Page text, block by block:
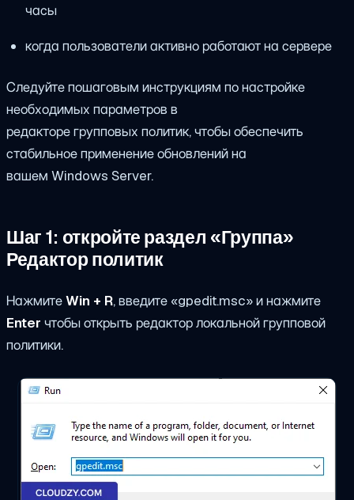
часы
когда пользователи активно работают на сервере
Следуйте пошаговым инструкциям по настройке
необходимых параметров в
редакторе групповых политик, чтобы обеспечить
стабильное применение обновлений на
вашем Windows Server.
Шаг 1: откройте раздел «Группа»
Редактор политик
НажмитеWin + R, введите «gpedit.msc» и нажмите
Enter чтобы открыть редактор локальной групповой
политики.